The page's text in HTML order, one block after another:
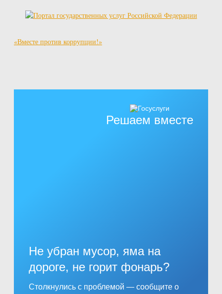
«Вместе против коррупции!»
Решаем вместе
Не убран мусор, яма на
дороге, не горит фонарь?
Столкнулись с проблемой — сообщите о